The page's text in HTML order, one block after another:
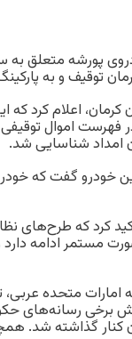
پورشه متعلق به
توقیف و به
اعلام کرد که
اموال توقیفی
شناسایی شد.
خودرو گفت که
کرد که طرح‌های
مستمر ادامه
متحده عربی،
برخی رسانه‌های
کنار گذاشته شد.